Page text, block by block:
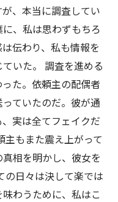
、本当に調査してい
、私は思わずもちろ
伝わり、私も情報を
いた。 調査を進める
た。依頼主の配偶者
ていたのだ。彼が通
実は全てフェイクだ
主もまた震え上がって
相を明かし、彼女を
の日々は決して楽では
わうために、私はこ